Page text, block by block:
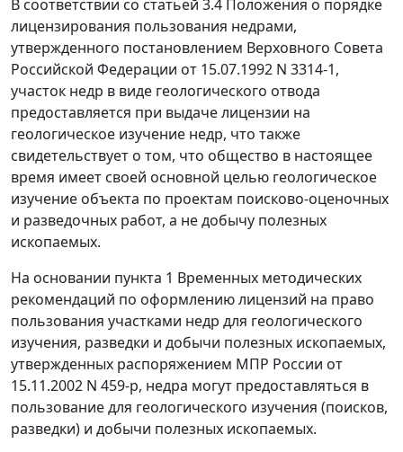
В соответствии со статьей 3.4 Положения о порядке
лицензирования пользования недрами,
утвержденного постановлением Верховного Совета
Российской Федерации от 15.07.1992 N 3314-1,
участок недр в виде геологического отвода
предоставляется при выдаче лицензии на
геологическое изучение недр, что также
свидетельствует о том, что общество в настоящее
время имеет своей основной целью геологическое
изучение объекта по проектам поисково-оценочных
и разведочных работ, а не добычу полезных
ископаемых.
На основании пункта 1 Временных методических
рекомендаций по оформлению лицензий на право
пользования участками недр для геологического
изучения, разведки и добычи полезных ископаемых,
утвержденных распоряжением МПР России от
15.11.2002 N 459-р, недра могут предоставляться в
пользование для геологического изучения (поисков,
разведки) и добычи полезных ископаемых.